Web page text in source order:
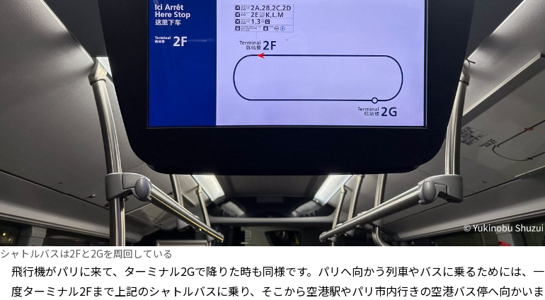
シャトルバスは2Fと2Gを周回している
飛行機がパリに来て、ターミナル2Gで降りた時も同様です。パリへ向かう列車やバスに乗るためには、一
度ターミナル2Fまで上記のシャトルバスに乗り、そこから空港駅やパリ市内行きの空港バス停へ向かいま